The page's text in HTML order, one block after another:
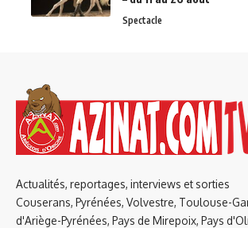
Spectacle
Actualités, reportages, interviews et sorties
Couserans, Pyrénées, Volvestre, Toulouse-
d'Ariège-Pyrénées, Pays de Mirepoix, Pays